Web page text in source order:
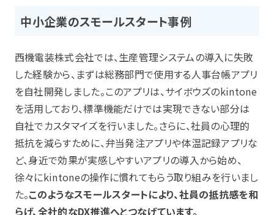
中小企業のスモールスタート事例
西機電装株式会社では、生産管理システムの導入に失敗
した経験から、まずは総務部門で使用する人事台帳アプリ
を自社開発しました。​このアプリは、サイボウズのkintone
を活用しており、標準機能だけでは実現できない部分は
自社でカスタマイズを行いました。​さらに、社員の心理的
抵抗を減らすために、弁当発注アプリや体温記録アプリな
ど、身近で効果が実感しやすいアプリの導入から始め、
徐々にkintoneの操作に慣れてもらう取り組みを行いまし
た。​このようなスモールスタートにより、社員の抵抗感を和
らげ、全社的なDX推進へとつなげています。